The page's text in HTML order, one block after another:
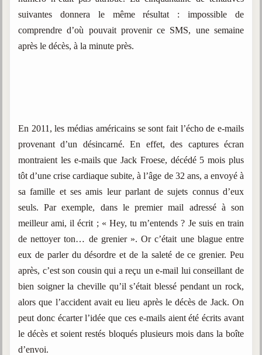
suivantes donnera le même résultat : impossible de
comprendre d’où pouvait provenir ce SMS, une semaine
après le décès, à la minute près.
En 2011, les médias américains se sont fait l’écho de e-mails
provenant d’un désincarné. En effet, des captures écran
montraient les e-mails que Jack Froese, décédé 5 mois plus
tôt d’une crise cardiaque subite, à l’âge de 32 ans, a envoyé à
sa famille et ses amis leur parlant de sujets connus d’eux
seuls. Par exemple, dans le premier mail adressé à son
meilleur ami, il écrit ; « Hey, tu m’entends ? Je suis en train
de nettoyer ton… de grenier ». Or c’était une blague entre
eux de parler du désordre et de la saleté de ce grenier. Peu
après, c’est son cousin qui a reçu un e-mail lui conseillant de
bien soigner la cheville qu’il s’était blessé pendant un rock,
alors que l’accident avait eu lieu après le décès de Jack. On
peut donc écarter l’idée que ces e-mails aient été écrits avant
le décès et soient restés bloqués plusieurs mois dans la boîte
d’envoi.